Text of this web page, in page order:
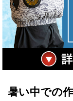
暑い中での